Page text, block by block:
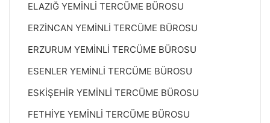
ELAZIĞ YEMİNLİ TERCÜME BÜROSU
ERZİNCAN YEMİNLİ TERCÜME BÜROSU
ERZURUM YEMİNLİ TERCÜME BÜROSU
ESENLER YEMİNLİ TERCÜME BÜROSU
ESKİŞEHİR YEMİNLİ TERCÜME BÜROSU
FETHİYE YEMİNLİ TERCÜME BÜROSU